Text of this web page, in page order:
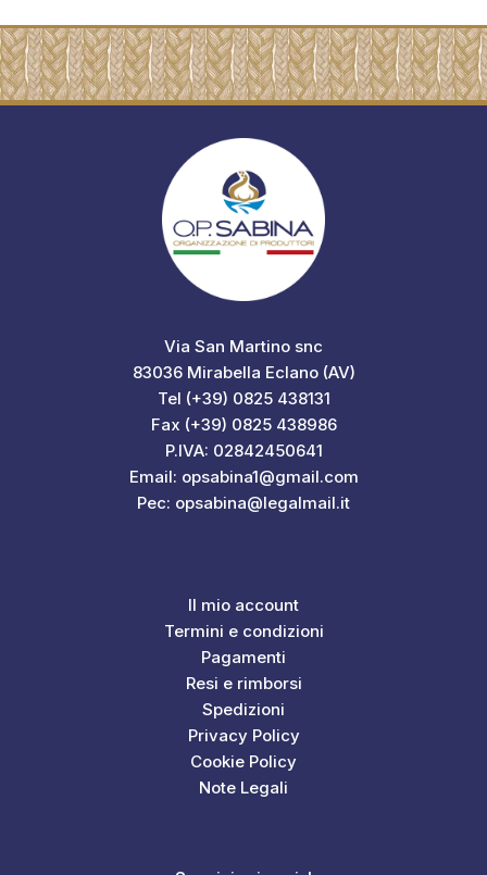
Via San Martino snc
83036 Mirabella Eclano (AV)
Tel (+39) 0825 438131
Fax (+39) 0825 438986
P.IVA: 02842450641
Email: opsabina1@gmail.com
Pec: opsabina@legalmail.it
Il mio account
Termini e condizioni
Pagamenti
Resi e rimborsi
Spedizioni
Privacy Policy
Cookie Policy
Note Legali